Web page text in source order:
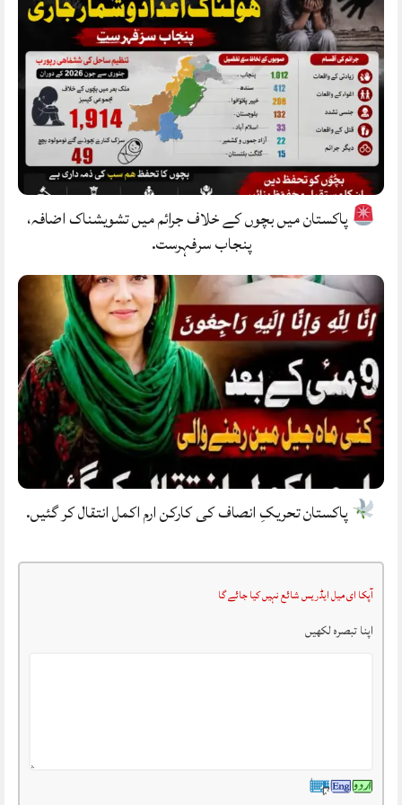
پاکستان میں بچوں کے خلاف جرائم میں تشویشناک اضافہ،
پنجاب سرفہرست.
پاکستان تحریکِ انصاف کی کارکن ارم اکمل انتقال کر گئیں.
آپکا ای میل ایڈریس شائع نہیں کیا جائے گا
اپنا تبصرہ لکھیں